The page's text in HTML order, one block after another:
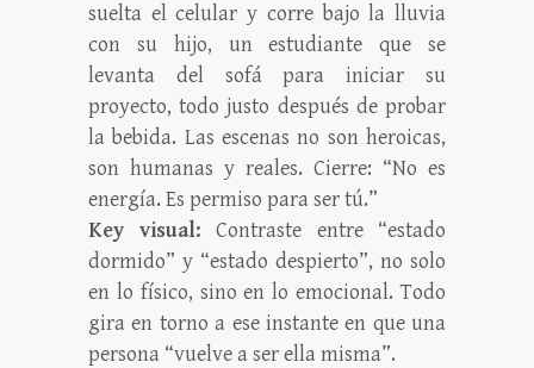
suelta el celular y corre bajo la lluvia
con su hijo, un estudiante que se
levanta del sofá para iniciar su
proyecto, todo justo después de probar
la bebida. Las escenas no son heroicas,
son humanas y reales. Cierre: “No es
energía. Es permiso para ser tú.”
Key visual: Contraste entre “estado
dormido” y “estado despierto”, no solo
en lo físico, sino en lo emocional. Todo
gira en torno a ese instante en que una
persona “vuelve a ser ella misma”.